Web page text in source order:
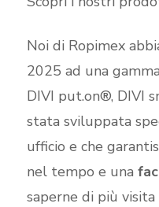
Noi di Ropimex
2025 ad una
DIVI put.on®, DIVI
stata sviluppata
ufficio e che
nel tempo e una
saperne di più